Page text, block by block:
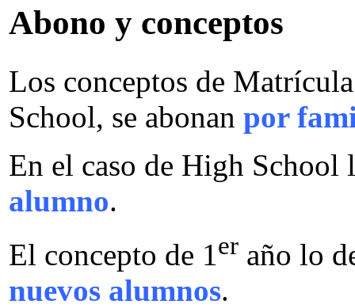
Abono y conceptos
Los conceptos de
School, se abonan por
En el caso de High School
alumno.
El concepto de 1er año lo
nuevos alumnos.